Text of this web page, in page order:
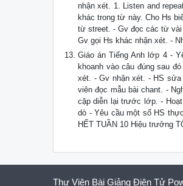
nhận xét. 1. Listen and
khác trong từ này. Cho Hs
từ street. - Gv đọc các từ vài
Gv gọi Hs khác nhận xét. -
Giáo án Tiếng Anh lớp 4 -
khoanh vào câu đúng sau
xét. - Gv nhận xét. - HS
viên đọc mẫu bài chant. -
cặp diễn lại trước lớp. -
dò - Yêu cầu một số HS
HẾT TUẦN 10 Hiệu trưởng
Thư Viện Bài Giảng Điện Tử